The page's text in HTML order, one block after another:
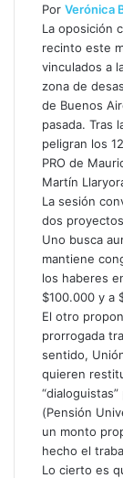
Por Verónica
La oposición
recinto este
vinculados a
zona de
de Buenos
pasada. Tras
peligran los
PRO de
Martín
La sesión
dos
Uno busca
mantiene
los haberes
$100.000 y a
El otro
prorrogada
sentido,
quieren
(Pensión
un monto
hecho el
Lo cierto es